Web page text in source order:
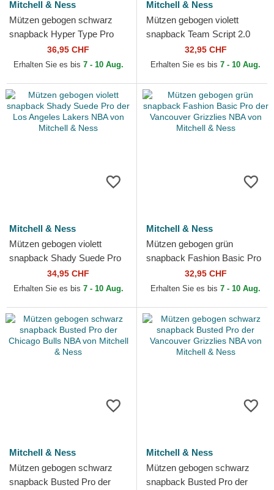
Mitchell & Ness
Mützen gebogen schwarz
snapback Hyper Type Pro
der Chicago Bulls NBA von
Mitchell & Ness
36,95 CHF
Erhalten Sie es bis 7 - 10 Aug.
Mitchell & Ness
Mützen gebogen violett
snapback Team Script 2.0
Pro der Los Angeles Lakers
NBA von Mitchell & Ness
32,95 CHF
Erhalten Sie es bis 7 - 10 Aug.
Mitchell & Ness
Mützen gebogen violett
snapback Shady Suede Pro
der Los Angeles Lakers NBA
von Mitchell & Ness
34,95 CHF
Erhalten Sie es bis 7 - 10 Aug.
Mitchell & Ness
Mützen gebogen grün
snapback Fashion Basic Pro
der Vancouver Grizzlies NBA
von Mitchell & Ness
32,95 CHF
Erhalten Sie es bis 7 - 10 Aug.
Mitchell & Ness
Mützen gebogen schwarz
snapback Busted Pro der
Mitchell & Ness
Mützen gebogen schwarz
snapback Busted Pro der